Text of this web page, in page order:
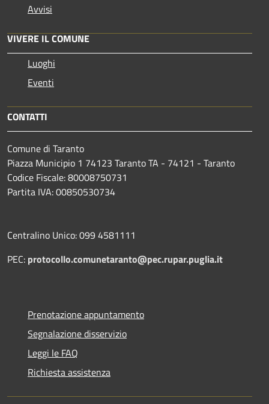
Avvisi
VIVERE IL COMUNE
Luoghi
Eventi
CONTATTI
Comune di Taranto
Piazza Municipio 1 74123 Taranto TA - 74121 - Taranto
Codice Fiscale: 80008750731
Partita IVA: 00850530734
Centralino Unico: 099 4581111
PEC: protocollo.comunetaranto@pec.rupar.puglia.it
Prenotazione appuntamento
Segnalazione disservizio
Leggi le FAQ
Richiesta assistenza